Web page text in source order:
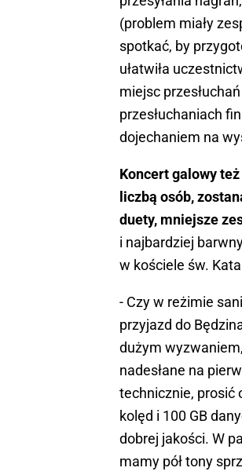
(problem miały
spotkać, by
ułatwiła
miejsc
przesłuchaniach
dojechaniem na
Koncert galowy
liczbą osób,
duety, mniejsze
i najbardziej
w kościele św.
- Czy w reżimie
przyjazd do
dużym
nadesłane na
technicznie, prosić
kolęd i 100 GB
dobrej jakości. W
mamy pół tony